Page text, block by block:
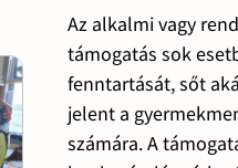
Az alkalmi vagy
támogatás sok
fenntartását, sőt
jelent a
számára. A